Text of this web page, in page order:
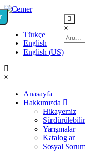
Türkçe
English
English (US)
×
×
Anasayfa
Hakkımızda
Hikayemiz
Yarışmalar
Kataloglar
Sosyal